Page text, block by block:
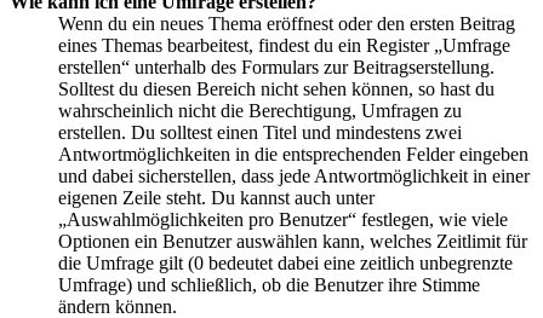
Wenn du ein neues Thema eröffnest oder den ersten Beitrag
eines Themas bearbeitest, findest du ein Register „Umfrage
erstellen“ unterhalb des Formulars zur Beitragserstellung.
Solltest du diesen Bereich nicht sehen können, so hast du
wahrscheinlich nicht die Berechtigung, Umfragen zu
erstellen. Du solltest einen Titel und mindestens zwei
Antwortmöglichkeiten in die entsprechenden Felder eingeben
und dabei sicherstellen, dass jede Antwortmöglichkeit in einer
eigenen Zeile steht. Du kannst auch unter
„Auswahlmöglichkeiten pro Benutzer“ festlegen, wie viele
Optionen ein Benutzer auswählen kann, welches Zeitlimit für
die Umfrage gilt (0 bedeutet dabei eine zeitlich unbegrenzte
Umfrage) und schließlich, ob die Benutzer ihre Stimme
ändern können.